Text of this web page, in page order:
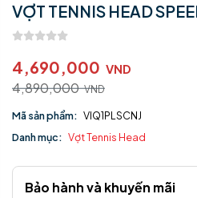
VỢT TENNIS HEAD
4,690,000 VND
4,890,000VND
Mã sản phẩm: VIQ1PLSCNJ
Danh mục: Vợt Tennis Head
Bảo hành và khuyến mãi